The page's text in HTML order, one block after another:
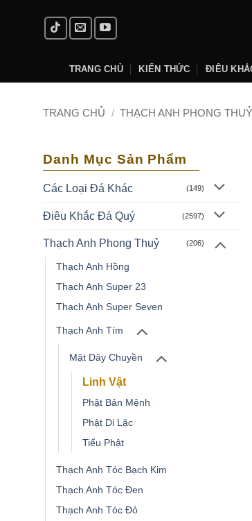
TRANG CHỦ KIẾN THỨC ĐIÊU
TRANG CHỦ / THẠCH ANH PHONG THUỶ
Danh Mục Sản Phẩm
Các Loại Đá Khác (149)
Điêu Khắc Đá Quý (2597)
Thạch Anh Phong Thuỷ (206)
Thạch Anh Hồng
Thạch Anh Super 23
Thạch Anh Super Seven
Thạch Anh Tím
Mặt Dây Chuyền
Linh Vật
Phật Bản Mệnh
Phật Di Lặc
Tiểu Phật
Thạch Anh Tóc Bạch Kim
Thạch Anh Tóc Đen
Thạch Anh Tóc Đỏ